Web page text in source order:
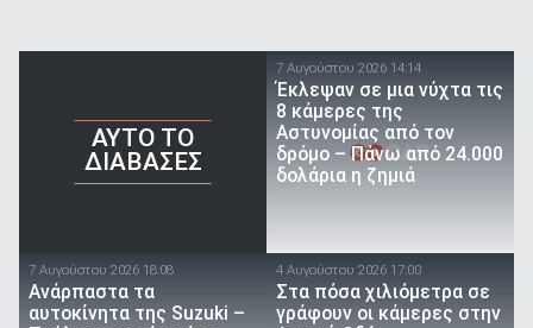
AYTO TO
ΔΙΑΒΑΣΕΣ
7 Αυγούστου 2026 14:14
Έκλεψαν σε μια νύχτα τις
8 κάμερες της
Αστυνομίας από τον
δρόμο – Πάνω από 24.000
δολάρια η ζημιά
7 Αυγούστου 2026 18:08
Ανάρπαστα τα
αυτοκίνητα της Suzuki –
4 Αυγούστου 2026 17:00
Στα πόσα χιλιόμετρα σε
γράφουν οι κάμερες στην